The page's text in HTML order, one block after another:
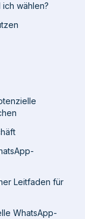
wählen?
Leitfaden für
WhatsApp-